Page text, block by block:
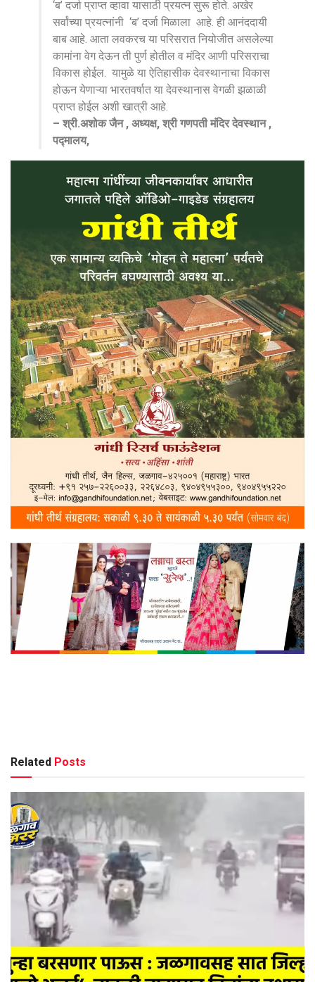
‘ब’ दर्जा प्राप्त व्हावा यासाठी प्रयत्न सुरू होते. अखेर
सर्वांच्या प्रयत्नांनी ‘ब’ दर्जा मिळाला आहे. ही आनंददायी
बाब आहे. आता लवकरच या परिसरात नियोजीत असलेल्या
कामांना वेग देऊन ती पुर्ण होतील व मंदिर आणी परिसराचा
विकास होईल. यामुळे या ऐतिहासीक देवस्थानाचा विकास
होऊन येणाऱ्या भारतवर्षात या देवस्थानास वेगळी झळाळी
प्राप्त होईल अशी खात्री आहे.
– श्री.अशोक जैन , अध्यक्ष, श्री गणपती मंदिर देवस्थान ,
पद्मालय,
Related Posts